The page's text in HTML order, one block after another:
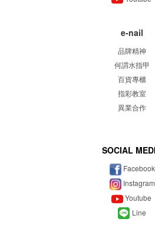
e-nail
品牌精神
何謂水指甲
百貨專櫃
指彩教室
異業合作
SOCIAL
Facebook
Instagram
Youtube
Line